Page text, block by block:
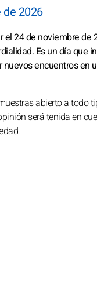
2026
el 24 de noviembre
Es un día que
encuentros
abierto a todo
será tenida en